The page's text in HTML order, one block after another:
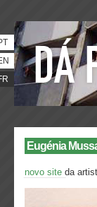
Eugénia
novo site da